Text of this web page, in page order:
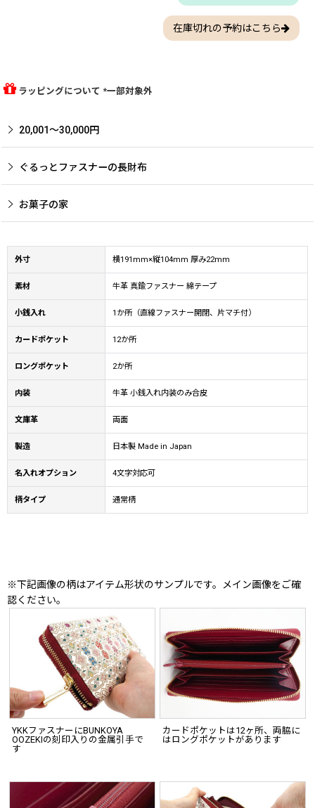
在庫切れの予約はこちら
ラッピングについて *一部対象外
20,001〜30,000円
ぐるっとファスナーの長財布
お菓子の家
外寸 横191mm×縦104mm 厚み22mm
素材 牛革 真鍮ファスナー 綿テープ
小銭入れ 1か所（直線ファスナー開閉、片マチ付）
カードポケット 12か所
ロングポケット 2か所
内装 牛革 小銭入れ内装のみ合皮
文庫革 両面
製造 日本製 Made in Japan
名入れオプション 4文字対応可
柄タイプ 通常柄
※下記画像の柄はアイテム形状のサンプルです。メイン画像をご確
認ください。
YKKファスナーにBUNKOYA
OOZEKIの刻印入りの金属引手で
す
カードポケットは12ヶ所、両脇に
はロングポケットがあります